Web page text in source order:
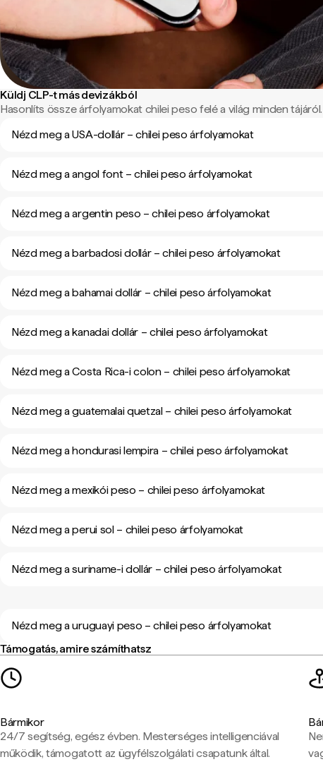
Küldj CLP-t más devizákból
Hasonlíts össze árfolyamokat chilei peso felé a világ minden tájáról.
Nézd meg a USA-dollár – chilei peso árfolyamokat
Nézd meg a angol font – chilei peso árfolyamokat
Nézd meg a argentin peso – chilei peso árfolyamokat
Nézd meg a barbadosi dollár – chilei peso árfolyamokat
Nézd meg a bahamai dollár – chilei peso árfolyamokat
Nézd meg a kanadai dollár – chilei peso árfolyamokat
Nézd meg a Costa Rica-i colon – chilei peso árfolyamokat
Nézd meg a guatemalai quetzal – chilei peso árfolyamokat
Nézd meg a hondurasi lempira – chilei peso árfolyamokat
Nézd meg a mexikói peso – chilei peso árfolyamokat
Nézd meg a perui sol – chilei peso árfolyamokat
Nézd meg a suriname-i dollár – chilei peso árfolyamokat
Nézd meg a uruguayi peso – chilei peso árfolyamokat
Támogatás, amire számíthatsz
Bármikor
24/7 segítség, egész évben. Mesterséges intelligenciával
működik, támogatott az ügyfélszolgálati csapatunk által.